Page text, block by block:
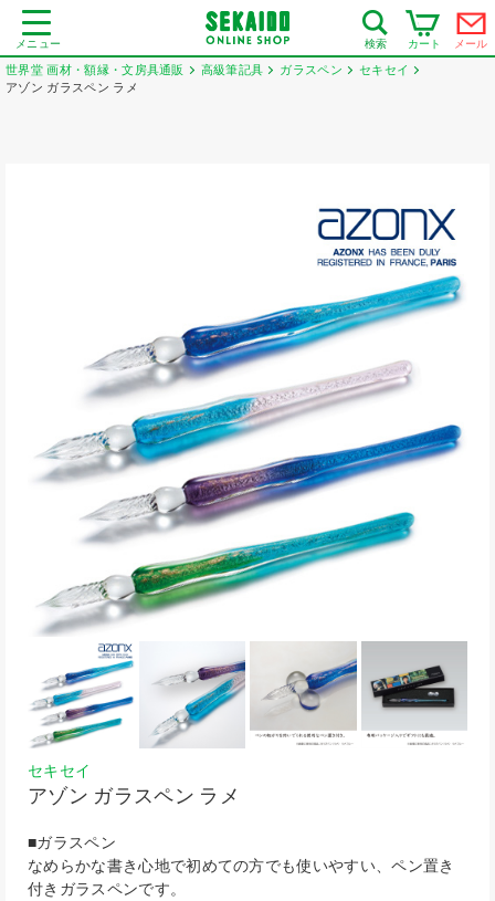
メニュー 検索 カート メール
世界堂 画材・額縁・文房具通販 高級筆記具 ガラスペン
セキセイ
アゾン ガラスペン ラメ
セキセイ
アゾン ガラスペン ラメ
■ガラスペン
なめらかな書き心地で初めての方でも使いやすい、ペン置き
付きガラスペンです。